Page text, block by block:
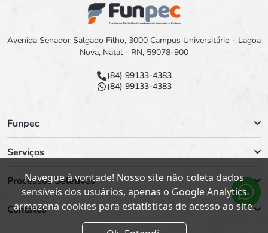
Avenida Senador Salgado Filho, 3000 Campus Universitário - Lagoa
Nova, Natal - RN, 59078-900
(84) 99133-4383
(84) 99133-4383
Funpec
Serviços
Processos Seletivos
Contatos
Navegue à vontade! Nosso site não coleta dados
sensíveis dos usuários, apenas o Google Analytics
armazena cookies para estatísticas de acesso ao site.